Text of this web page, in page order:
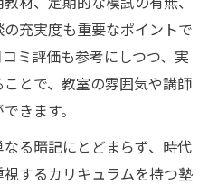
充実度も重要なポイントで
ミ評価も参考にしつつ、実
とで、教室の雰囲気や講師
きます。
る暗記にとどまらず、時代
するカリキュラムを持つ塾